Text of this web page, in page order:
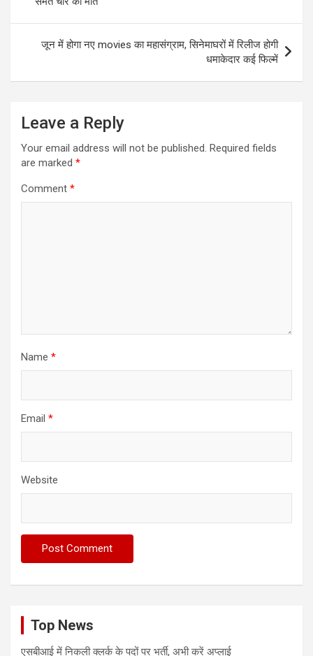
जून में होगा नए movies का महासंग्राम, सिनेमाघरों में रिलीज होगी
धमाकेदार कई फिल्में
Leave a Reply
Your email address will not be published. Required fields
are marked *
Comment *
Name *
Email *
Website
Top News
एसबीआई में निकली क्लर्क के पदों पर भर्ती, अभी करें अप्‍लाई